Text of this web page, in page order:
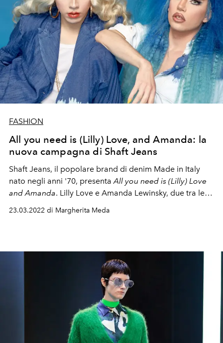
FASHION
All you need is (Lilly) Love, and Amanda: la
nuova campagna di Shaft Jeans
Shaft Jeans, il popolare brand di denim Made in Italy
nato negli anni '70, presentaAll you need is (Lilly) Love
and Amanda. Lilly Love e Amanda Lewinsky, due tra le
drag queen più
pop
di Milano, sono le protagoniste
della nuova campagna per la Primavera Estate 2022.
23.03.2022 di Margherita Meda